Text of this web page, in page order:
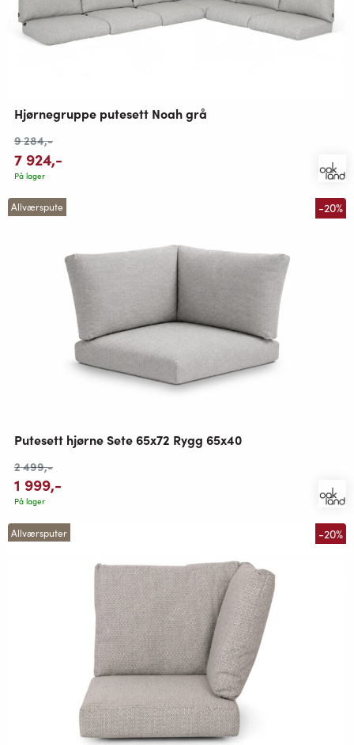
Hjørnegruppe putesett Noah grå
9 284,-
7 924,-
På lager
Allværspute -20%
Putesett hjørne Sete 65x72 Rygg 65x40
2 499,-
1 999,-
På lager
Allværsputer -20%